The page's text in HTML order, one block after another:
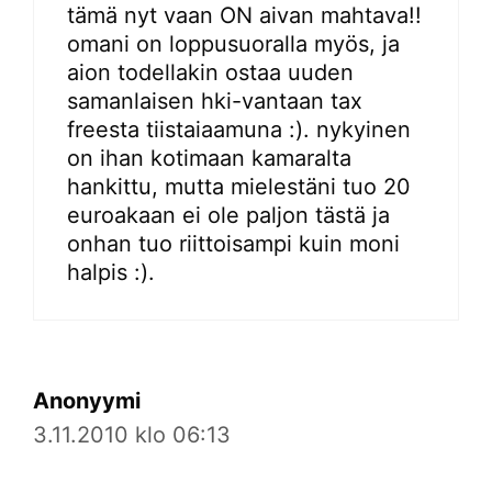
tämä nyt vaan ON aivan mahtava!!
omani on loppusuoralla myös, ja
aion todellakin ostaa uuden
samanlaisen hki-vantaan tax
freesta tiistaiaamuna :). nykyinen
on ihan kotimaan kamaralta
hankittu, mutta mielestäni tuo 20
euroakaan ei ole paljon tästä ja
onhan tuo riittoisampi kuin moni
halpis :).
Anonyymi
3.11.2010 klo 06:13